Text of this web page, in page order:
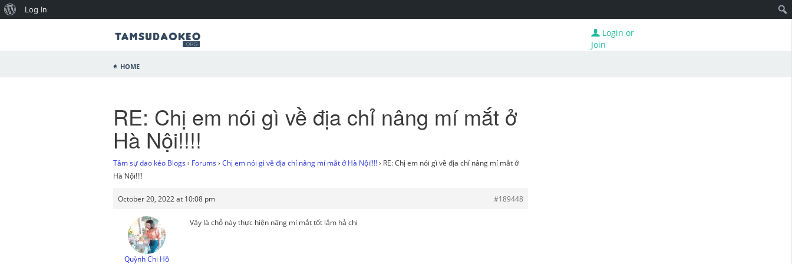
Login or
Join
Home
RE: Chị em nói gì về địa chỉ nâng mí mắt ở
Hà Nội!!!!
Tâm sự dao kéo Blogs › Forums › Chị em nói gì về địa chỉ nâng mí mắt ở Hà Nội!!!! › RE: Chị em nói gì về địa chỉ nâng mí mắt ở
Hà Nội!!!!
October 20, 2022 at 10:08 pm #189448
Quỳnh Chi Hồ
Vậy là chỗ này thực hiện nâng mí mắt tốt lắm hả chị
Log In